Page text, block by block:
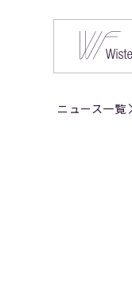
ニュース一覧